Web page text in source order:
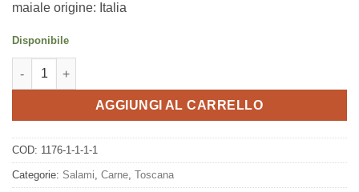
maiale origine: Italia
Disponibile
Finocchiona IGP, ~250 g, Salumificio Viani quantità
AGGIUNGI AL CARRELLO
COD: 1176-1-1-1-1
Categorie: Salami Carne Toscana